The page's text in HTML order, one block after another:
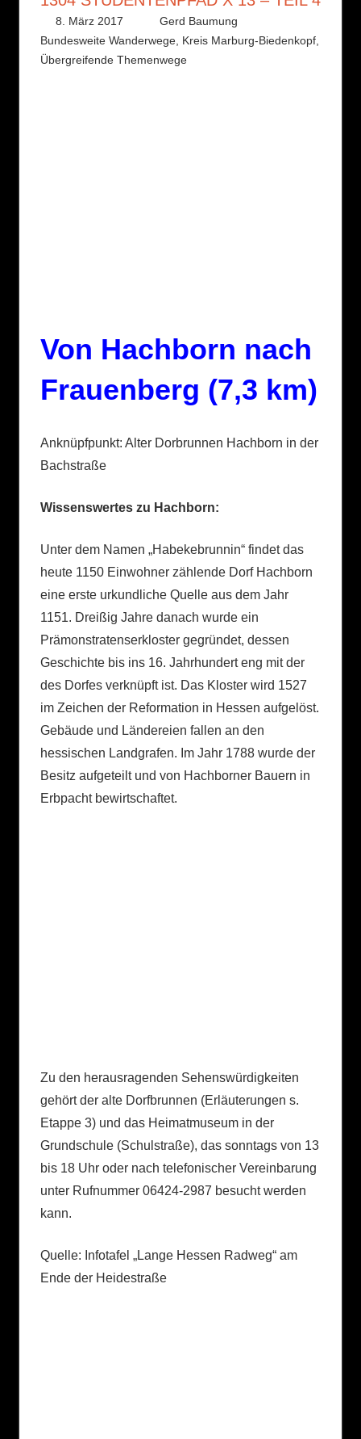
8. März 2017
Gerd Baumung
Bundesweite Wanderwege, Kreis Marburg-Biedenkopf,
Übergreifende Themenwege
Von Hachborn nach
Frauenberg (7,3 km)
Anknüpfpunkt: Alter Dorbrunnen Hachborn in der
Bachstraße
Wissenswertes zu Hachborn:
Unter dem Namen „Habekebrunnin“ findet das
heute 1150 Einwohner zählende Dorf Hachborn
eine erste urkundliche Quelle aus dem Jahr
1151. Dreißig Jahre danach wurde ein
Prämonstratenserkloster gegründet, dessen
Geschichte bis ins 16. Jahrhundert eng mit der
des Dorfes verknüpft ist. Das Kloster wird 1527
im Zeichen der Reformation in Hessen aufgelöst.
Gebäude und Ländereien fallen an den
hessischen Landgrafen. Im Jahr 1788 wurde der
Besitz aufgeteilt und von Hachborner Bauern in
Erbpacht bewirtschaftet.
Zu den herausragenden Sehenswürdigkeiten
gehört der alte Dorfbrunnen (Erläuterungen s.
Etappe 3) und das Heimatmuseum in der
Grundschule (Schulstraße), das sonntags von 13
bis 18 Uhr oder nach telefonischer Vereinbarung
unter Rufnummer 06424-2987 besucht werden
kann.
Quelle: Infotafel „Lange Hessen Radweg“ am
Ende der Heidestraße